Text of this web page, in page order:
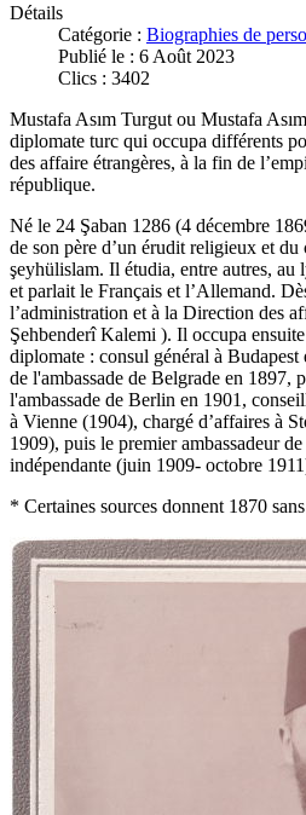
Détails
Catégorie : Biographies de
Publié le : 6 Août 2023
Clics : 3402
Mustafa Asım Turgut ou Mustafa
diplomate turc qui occupa différents
des affaire étrangères, à la fin de
république.
Né le 24 Şaban 1286 (4 décembre
de son père d’un érudit religieux et du
şeyhülislam. Il étudia, entre autres, au
et parlait le Français et l’Allemand.
l’administration et à la Direction des
Şehbenderî Kalemi ). Il occupa
diplomate : consul général à
de l'ambassade de Belgrade en 1897,
l'ambassade de Berlin en 1901,
à Vienne (1904), chargé d’affaires à
1909), puis le premier ambassadeur
indépendante (juin 1909- octobre
* Certaines sources donnent 1870